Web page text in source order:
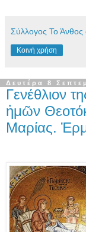
Σύλλογος Το Άνθος
Κοινή χρήση
Δευτέρα 8
Γενέθλιον
ἠμῶν
Μαρίας.